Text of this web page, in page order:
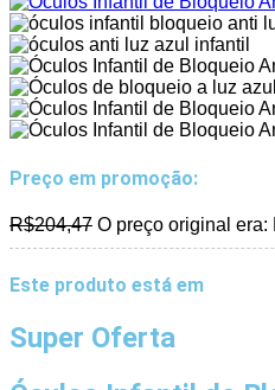
Preço em promoção:
R$204,47 O preço original era:
Este produto está em
Super Oferta